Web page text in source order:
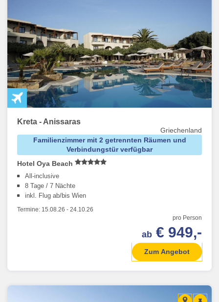
Kreta - Anissaras
Griechenland
Familienzimmer mit 2 getrennten Räumen und
Verbindungstür verfügbar
Hotel Oya Beach
All-inclusive
8 Tage / 7 Nächte
inkl. Flug ab/bis Wien
Termine: 15.08.26 - 24.10.26
pro Person
ab € 949,-
Zum Angebot